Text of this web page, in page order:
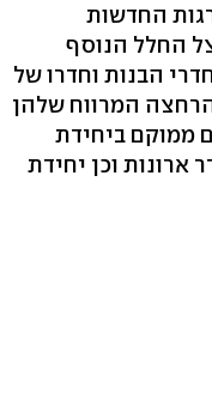
החדשות
החלל הנוסף
הבנות וחדרו של
המרווח שלהן
ממוקם ביחידת
ארונות וכן יחידת